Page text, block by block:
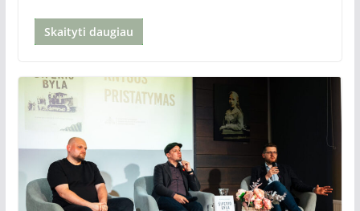
Skaityti daugiau